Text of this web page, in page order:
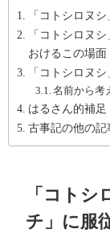
「コトシロヌ
「コトシロヌ
おけるこの場面
「コトシロヌ
名前から考
はるさん的補
古事記の他の記
「コト
チ」に服